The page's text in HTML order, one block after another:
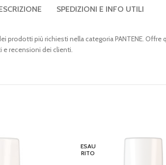
SPEDIZIONI E INFO UTILI
prodotti più richiesti nella categoria PANTENE.
recensioni dei clienti.
ESAU
RITO